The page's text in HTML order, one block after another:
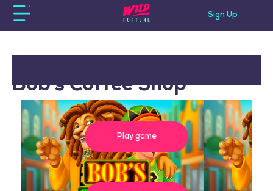
Sign Up
Bob’s Coffee Shop
Play game